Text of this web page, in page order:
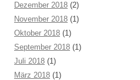
Dezember 2018 (2)
November 2018 (1)
Oktober 2018 (1)
September 2018 (1)
Juli 2018 (1)
März 2018 (1)